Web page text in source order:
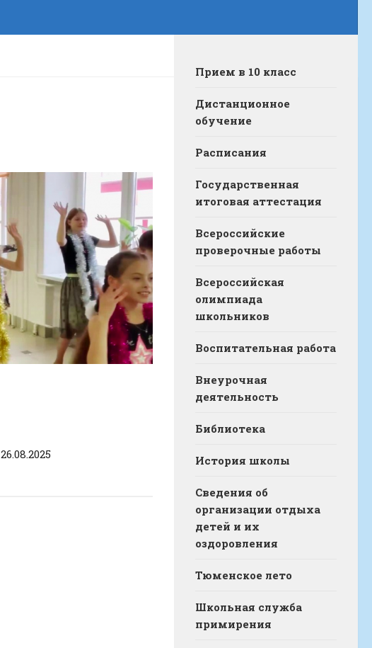
26.08.2025
Прием в 10 класс
Дистанционное
обучение
Расписания
Государственная
итоговая аттестация
Всероссийские
проверочные работы
Всероссийская
олимпиада
школьников
Воспитательная работа
Внеурочная
деятельность
Библиотека
История школы
Сведения об
организации отдыха
детей и их
оздоровления
Тюменское лето
Школьная служба
примирения